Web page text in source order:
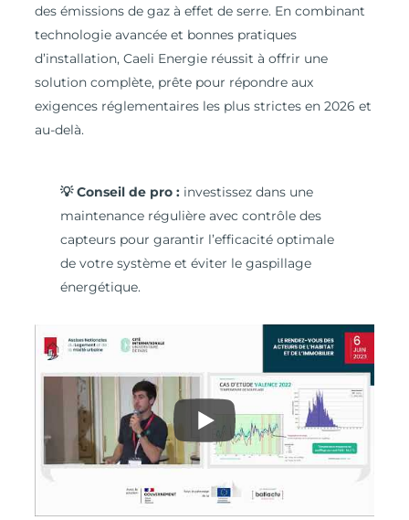
des émissions de gaz à effet de serre. En combinant
technologie avancée et bonnes pratiques
d’installation, Caeli Energie réussit à offrir une
solution complète, prête pour répondre aux
exigences réglementaires les plus strictes en 2026 et
au-delà.
💡 Conseil de pro : investissez dans une
maintenance régulière avec contrôle des
capteurs pour garantir l’efficacité optimale
de votre système et éviter le gaspillage
énergétique.